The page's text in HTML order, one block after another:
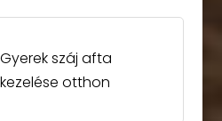
Gyerek száj afta
kezelése otthon